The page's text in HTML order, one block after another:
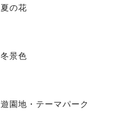
夏の花
冬景色
遊園地・テーマパーク